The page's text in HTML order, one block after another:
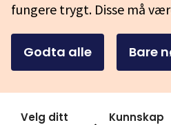
fungere trygt. Disse må
Godta alle Bare
Velg ditt
Kunnskap